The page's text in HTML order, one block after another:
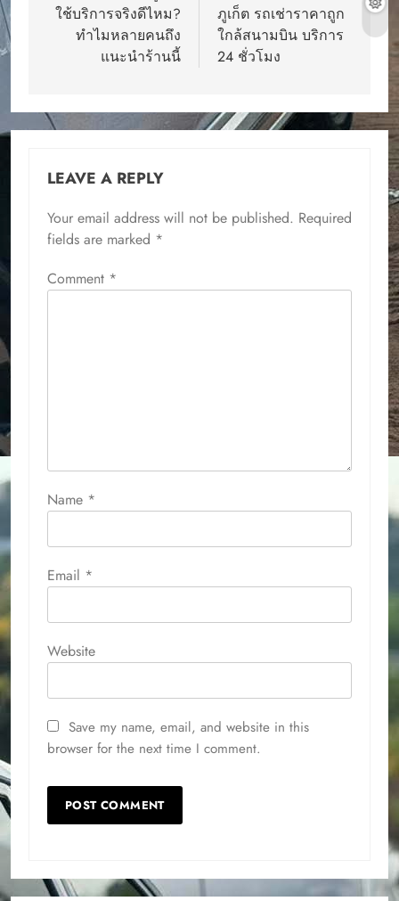
ใช้บริการจริงดีไหม?
ทำไมหลายคนถึง
แนะนำร้านนี้
ภูเก็ต รถเช่าราคาถูก
ใกล้สนามบิน บริการ
24 ชั่วโมง
LEAVE A REPLY
Your email address will not be published. Required
fields are marked *
Comment *
Name *
Email *
Website
Save my name, email, and website in this
browser for the next time I comment.